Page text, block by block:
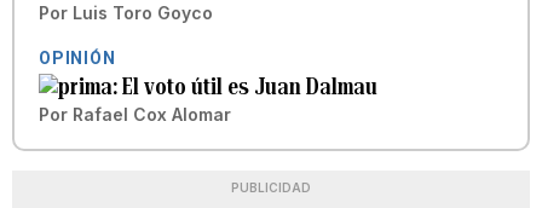
Por Luis Toro Goyco
OPINIÓN
El voto útil es Juan Dalmau
Por Rafael Cox Alomar
PUBLICIDAD